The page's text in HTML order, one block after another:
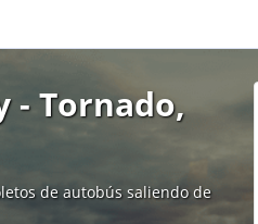
- Tornado,
de autobús saliendo de